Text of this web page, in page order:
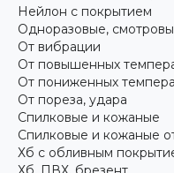
Нейлон с покрытием
Одноразовые,
От вибрации
От повышенных
От пониженных
От пореза, удара
Спилковые и кожаные
Спилковые и кожаные
Хб с обливным